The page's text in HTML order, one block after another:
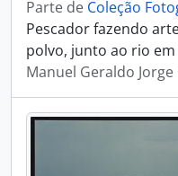
Parte de Coleção
Pescador fazendo
polvo, junto ao rio em
Manuel Geraldo Jorge